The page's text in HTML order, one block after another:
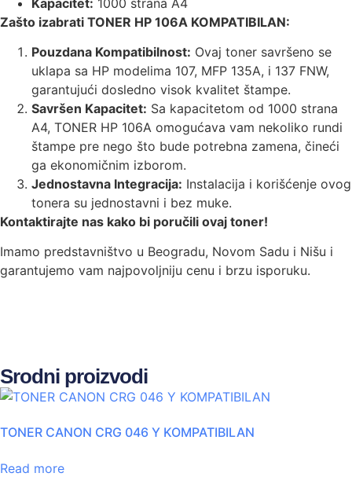
Zašto izabrati TONER HP 106A KOMPATIBILAN:
Pouzdana Kompatibilnost: Ovaj toner savršeno se
uklapa sa HP modelima 107, MFP 135A, i 137 FNW,
garantujući dosledno visok kvalitet štampe.
Savršen Kapacitet: Sa kapacitetom od 1000 strana
A4, TONER HP 106A omogućava vam nekoliko rundi
štampe pre nego što bude potrebna zamena, čineći
ga ekonomičnim izborom.
Jednostavna Integracija: Instalacija i korišćenje ovog
tonera su jednostavni i bez muke.
Kontaktirajte nas kako bi poručili ovaj toner!
Imamo predstavništvo u Beogradu, Novom Sadu i Nišu i
garantujemo vam najpovoljniju cenu i brzu isporuku.
Srodni proizvodi
TONER CANON CRG 046 Y KOMPATIBILAN
Read more